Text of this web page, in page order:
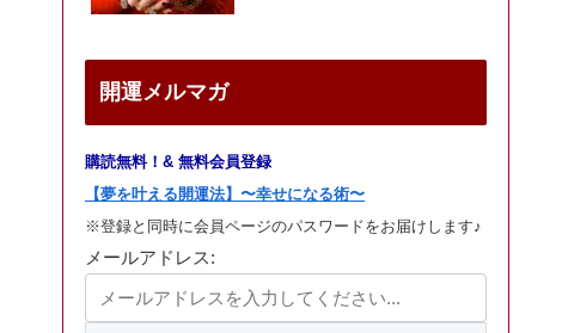
開運メルマガ
購読無料！& 無料会員登録
【夢を叶える開運法】〜幸せになる術〜
※登録と同時に会員ページのパスワードをお届けします♪
メールアドレス: